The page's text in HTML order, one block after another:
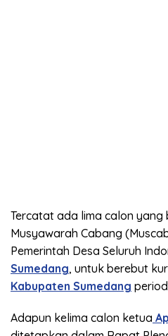
Tercatat ada lima calon
Musyawarah Cabang
Pemerintah Desa Seluruh
Sumedang, untuk berebut
Kabupaten Sumedang
Adapun kelima calon ketua